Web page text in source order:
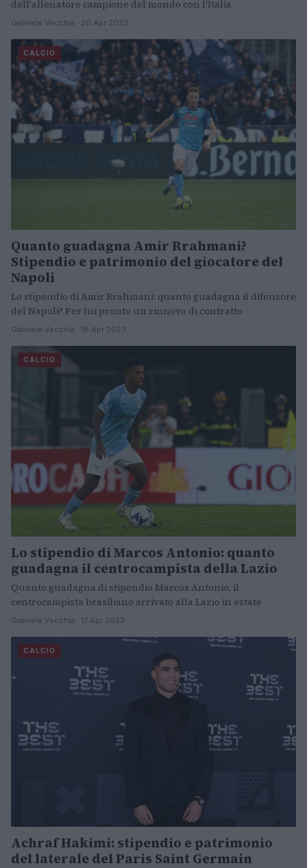
dell'allenatore campione del mondo con l'Italia
Gabriele Vecchia · 20 Apr 2023
CALCIO
Quanto guadagna Amir Rrahmani?
Stipendio e patrimonio del giocatore del
Napoli
Lo stipendio di Amir Rrahmani: quanto guadagna il difensore
del Napoli? Per lui pronto un rinnovo di contratto
Gabriele Vecchia · 18 Apr 2023
CALCIO
Lo stipendio di Marcos Antonio: quanto
guadagna il centrocampista della Lazio
Quanto guadagna di stipendio Marcos Antonio, il
centrocampista brasiliano arrivato alla Lazio in estate
Gabriele Vecchia · 17 Apr 2023
CALCIO
Achraf Hakimi: stipendio e patrimonio
del laterale del Paris Saint Germain